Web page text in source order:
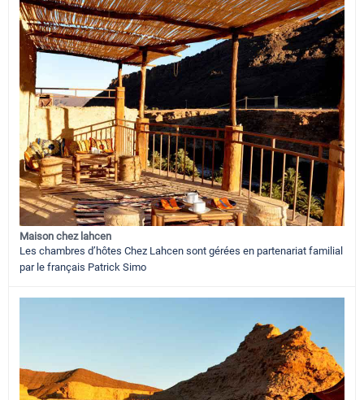
Maison chez lahcen
Les chambres d’hôtes Chez Lahcen sont gérées en partenariat familial
par le français Patrick Simo